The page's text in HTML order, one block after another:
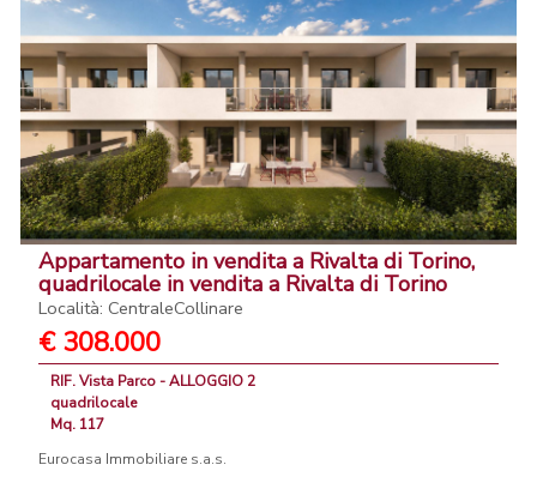
Appartamento in vendita a Rivalta di Torino,
quadrilocale in vendita a Rivalta di Torino
Località: CentraleCollinare
€ 308.000
RIF. Vista Parco - ALLOGGIO 2
quadrilocale
Mq. 117
Eurocasa Immobiliare s.a.s.